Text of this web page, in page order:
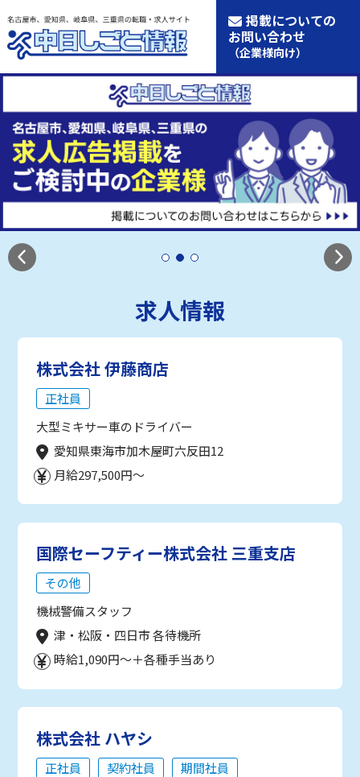
掲載についての
お問い合わせ
（企業様向け）
求人情報
株式会社 伊藤商店
正社員
大型ミキサー車のドライバー
愛知県東海市加木屋町六反田12
月給297,500円～
国際セーフティー株式会社 三重支店
その他
機械警備スタッフ
津・松阪・四日市 各待機所
時給1,090円～＋各種手当あり
株式会社 ハヤシ
正社員 契約社員
期間社員